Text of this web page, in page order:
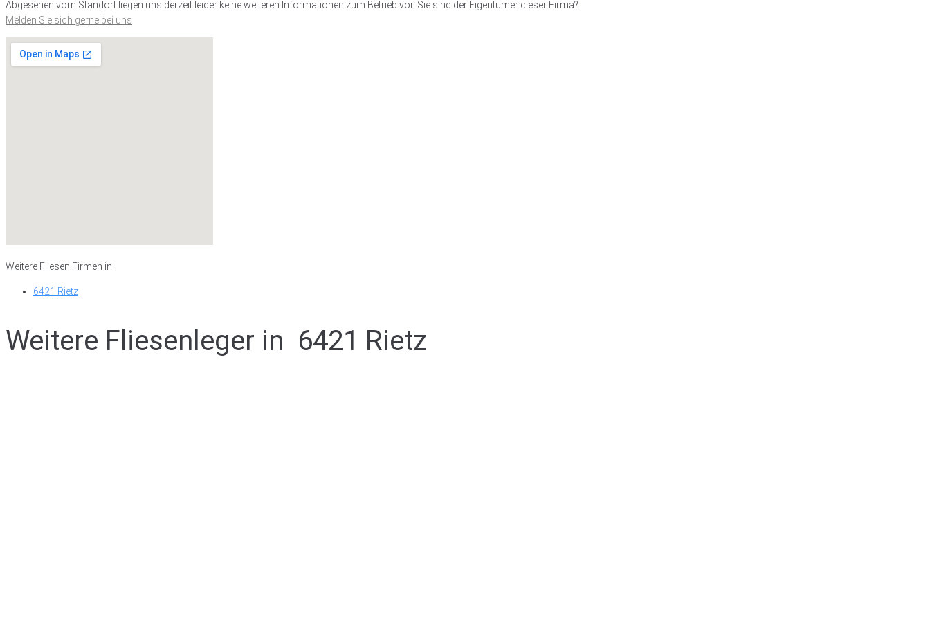
Abgesehen vom Standort liegen uns derzeit leider keine weiteren Informationen zum Betrieb vor. Sie sind der Eigentümer dieser Firma?
Melden Sie sich gerne bei uns
Weitere Fliesen Firmen in
6421 Rietz
Weitere Fliesenleger in 6421 Rietz